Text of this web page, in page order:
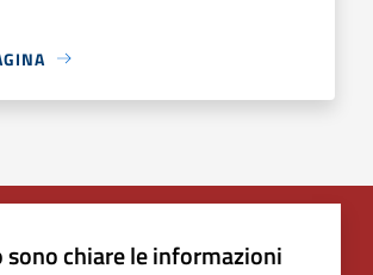
sono chiare le informazioni